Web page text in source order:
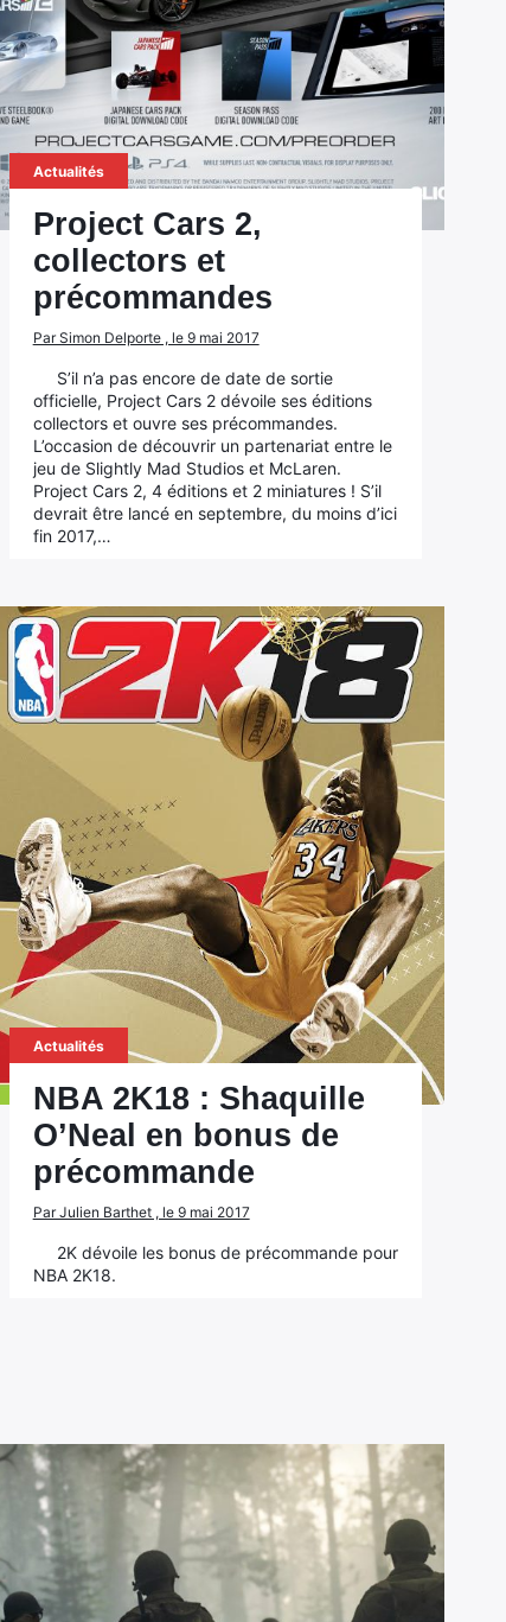
Actualités
Project Cars 2,
collectors et
précommandes
Par Simon Delporte , le 9 mai 2017
S’il n’a pas encore de date de sortie
officielle, Project Cars 2 dévoile ses éditions
collectors et ouvre ses précommandes.
L’occasion de découvrir un partenariat entre le
jeu de Slightly Mad Studios et McLaren.
Project Cars 2, 4 éditions et 2 miniatures ! S’il
devrait être lancé en septembre, du moins d’ici
fin 2017,…
Actualités
NBA 2K18 : Shaquille
O’Neal en bonus de
précommande
Par Julien Barthet , le 9 mai 2017
2K dévoile les bonus de précommande pour
NBA 2K18.